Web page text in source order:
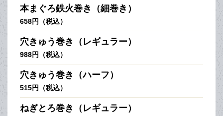
本まぐろ鉄火巻き（細巻き）
658円（税込）
穴きゅう巻き（レギュラー）
988円（税込）
穴きゅう巻き（ハーフ）
515円（税込）
ねぎとろ巻き（レギュラー）